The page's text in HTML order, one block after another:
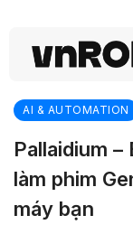
AI & AUTOMATION
Pallaidium
làm phim
máy bạn